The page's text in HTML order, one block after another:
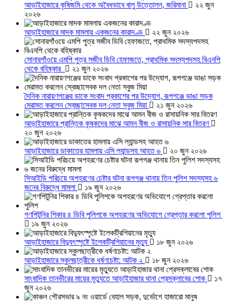
আড়াইহাজারে কৃষিজমি থেকে অবৈধভাবে বালু উত্তোলন, জরিমানা
২২ জুন
২০২৬
আড়াইহাজারে মাদক মামলায় একজনের কারাদণ্ড ২২ জুন ২০২৬
সোনারগাঁওয়ে এমপি পুত্র সজীব ডিবি হেফাজতে, প্রাথমিক সদস্যপদসহ বিএনপি
থেকে বহিষ্কার
২১ জুন ২০২৬
দৈনিক নারায়ণগঞ্জের ডাকে সংবাদ প্রকাশের পর উদ্যোগ, রূপগঞ্জে ভাঙা সড়ক
মেরামত করলেন স্বেচ্ছাসেবক দল নেতা সবুজ মিয়া
২১ জুন ২০২৬
আড়াইহাজারে প্রান্তিক কৃষকদের মাঝে আমন বীজ ও রাসায়নিক সার বিতরণ
২০ জুন ২০২৬
আড়াইহাজারে ডাকাতের হামলায় এসি ল্যান্ডসহ আহত ৬ ২০ জুন ২০২৬
সিআইডি পরিচয়ে অপহরণের চেষ্টার ঘটনা রূপগঞ্জ থানায় তিন পুলিশ সদস্যসহ ৬
জনের বিরুদ্ধে মামলা
১৯ জুন ২০২৬
গণপিটুনির শিকার ৪ ডিবি পুলিশকে অপহরণের অভিযোগে গ্রেপ্তার করলো পুলিশ
১৯ জুন ২০২৬
আড়াইহাজারে বিদ্যুৎস্পৃষ্টে ইলেকট্রিশিয়ানের মৃত্যু ১৮ জুন ২০২৬
আড়াইহাজারে স্কুলছাত্রীকে ধর্ষণচেষ্টা: আটক ২ ১৮ জুন ২০২৬
সাংবাদিক তানভীরের মায়ের মৃত্যুতে আড়াইহাজার থানা প্রেসক্লাবের শোক
১৭
জুন ২০২৬